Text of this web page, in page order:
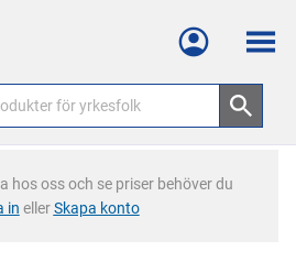
Meny
hos oss och se priser behöver du
in ellerSkapa konto